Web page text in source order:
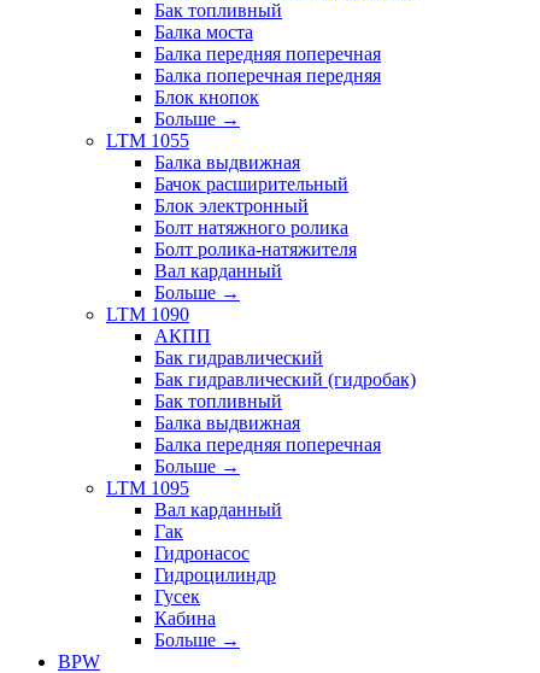
Бак топливный
Балка моста
Балка передняя поперечная
Балка поперечная передняя
Блок кнопок
Больше →
LTM 1055
Балка выдвижная
Бачок расширительный
Блок электронный
Болт натяжного ролика
Болт ролика-натяжителя
Вал карданный
Больше →
LTM 1090
АКПП
Бак гидравлический
Бак гидравлический (гидробак)
Бак топливный
Балка выдвижная
Балка передняя поперечная
Больше →
LTM 1095
Вал карданный
Гак
Гидронасос
Гидроцилиндр
Гусек
Кабина
Больше →
BPW